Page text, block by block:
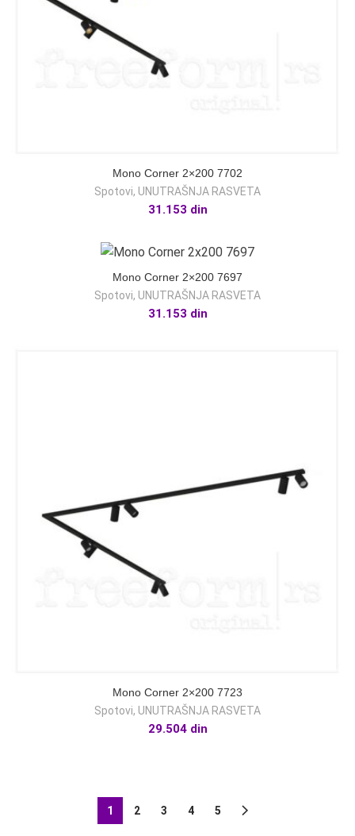
Mono Corner 2×200 7702
Spotovi, UNUTRAŠNJA RASVETA
31.153 din
Mono Corner 2×200 7697
Spotovi, UNUTRAŠNJA RASVETA
31.153 din
Mono Corner 2×200 7723
Spotovi, UNUTRAŠNJA RASVETA
29.504 din
1 2 3 4 5